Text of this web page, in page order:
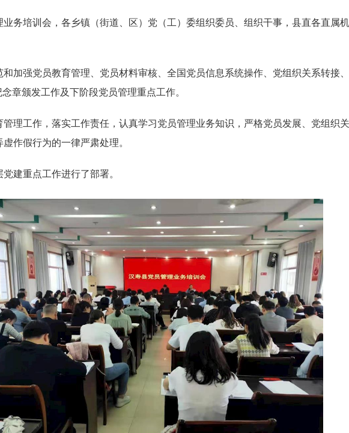
务培训会，各乡镇（街道、区）党（工）委组织委员、组织干事，县直各直属
加强党员教育管理、党员材料审核、全国党员信息系统操作、党组织关系转接
章颁发工作及下阶段党员管理重点工作。
理工作，落实工作责任，认真学习党员管理业务知识，严格党员发展、党组织
作假行为的一律严肃处理。
建重点工作进行了部署。